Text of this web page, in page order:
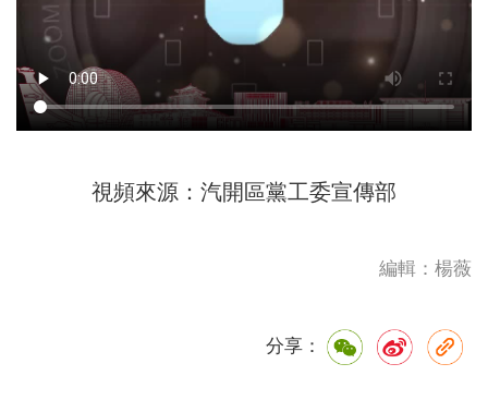
視頻來源：汽開區黨工委宣傳部
編輯：楊薇
分享：